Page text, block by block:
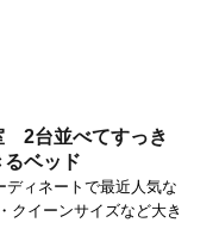
2台並べてすっき
るベッド
ディネートで最近人気な
クイーンサイズなど大き